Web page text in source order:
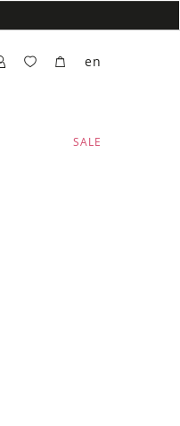
SALE
en